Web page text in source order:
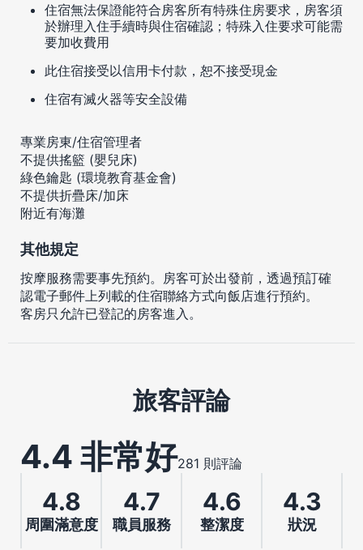
住宿無法保證能符合房客所有特殊住房要求，房客須
於辦理入住手續時與住宿確認；特殊入住要求可能需
要加收費用
此住宿接受以信用卡付款，恕不接受現金
住宿有滅火器等安全設備
專業房東/住宿管理者
不提供搖籃 (嬰兒床)
綠色鑰匙 (環境教育基金會)
不提供折疊床/加床
附近有海灘
其他規定
按摩服務需要事先預約。房客可於出發前，透過預訂確
認電子郵件上列載的住宿聯絡方式向飯店進行預約。
客房只允許已登記的房客進入。
旅客評論
4.4 非常好281 則評論
4.8
周圍滿意度
4.7
職員服務
4.6
整潔度
4.3
狀況